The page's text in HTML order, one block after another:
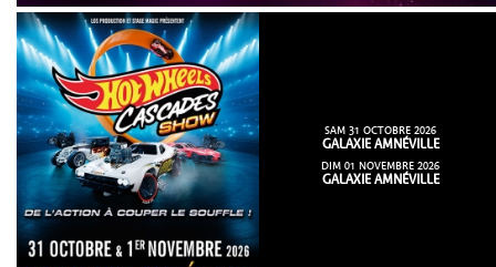
SAM 31 OCTOBRE 2026
GALAXIE AMNÉVILLE
DIM 01 NOVEMBRE 2026
GALAXIE AMNÉVILLE